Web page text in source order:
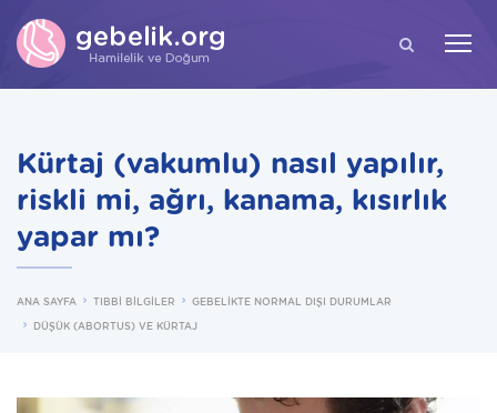
ARA
Kürtaj (vakumlu) nasıl yapılır,
riskli mi, ağrı, kanama, kısırlık
yapar mı?
ANA SAYFA TIBBİ BİLGİLER
GEBELİKTE NORMAL DIŞI DURUMLAR
DÜŞÜK (ABORTUS) VE KÜRTAJ